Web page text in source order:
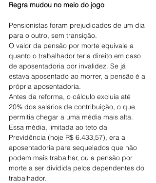
Regra mudou no meio do jogo
Pensionistas foram prejudicados de um dia
para o outro, sem transição.
O valor da pensão por morte equivale a
quanto o trabalhador teria direito em caso
de aposentadoria por invalidez. Se já
estava aposentado ao morrer, a pensão é a
própria aposentadoria.
Antes da reforma, o cálculo excluía até
20% dos salários de contribuição, o que
permitia chegar a uma média mais alta.
Essa média, limitada ao teto da
Previdência (hoje R$ 6.433,57), era a
aposentadoria para sequelados que não
podem mais trabalhar, ou a pensão por
morte a ser dividida pelos dependentes do
trabalhador.